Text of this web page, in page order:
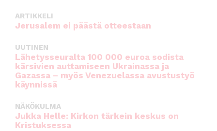
ARTIKKELI
Jerusalem ei päästä otteestaan
UUTINEN
Lähetysseuralta 100 000 euroa sodista
kärsivien auttamiseen Ukrainassa ja
Gazassa – myös Venezuelassa avustustyö
käynnissä
NÄKÖKULMA
Jukka Helle: Kirkon tärkein keskus on
Kristuksessa